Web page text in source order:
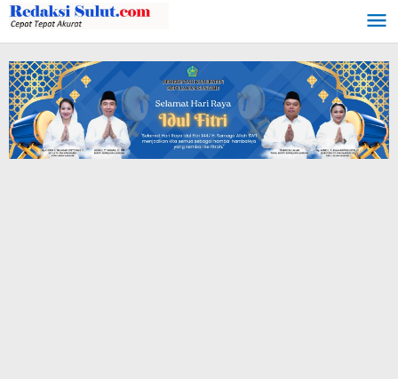
Lewati
ke
konten